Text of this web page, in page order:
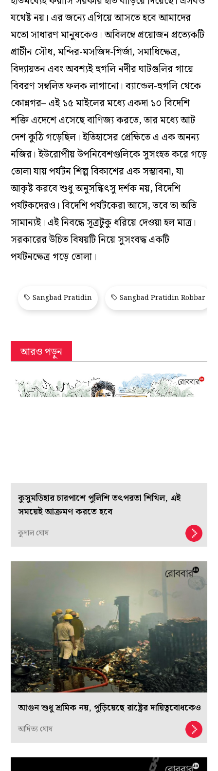
যথেষ্ট নয়। এর জন্যে এগিয়ে আসতে হবে আমাদের
মতো সাধারণ মানুষকেও। অবিলম্বে প্রয়োজন প্রত্যেকটি
প্রাচীন সৌধ, মন্দির-মসজিদ-গির্জা, সমাধিক্ষেত্র,
বিদ্যায়তন এবং অবশ্যই হুগলি নদীর ঘাটগুলির গায়ে
বিবরণ সম্বলিত ফলক লাগানো। ব্যান্ডেল-হুগলি থেকে
কোন্নগর– এই ১৫ মাইলের মধ্যে একদা ১০ বিদেশি
শক্তি এদেশে এসেছে বাণিজ্য করতে, তার মধ্যে আট
দেশ কুঠি গড়েছিল। ইতিহাসের প্রেক্ষিতে এ এক অনন্য
নজির। ইউরোপীয় উপনিবেশগুলিকে সুসংহত করে গড়ে
তোলা যায় পর্যটন শিল্প বিকাশের এক সম্ভাবনা, যা
আকৃষ্ট করবে শুধু অনুসন্ধিৎসু দর্শক নয়, বিদেশি
পর্যটকদেরও। বিদেশি পর্যটকেরা আসে, তবে তা অতি
সামান্যই। এই নিবন্ধে সূত্রটুকু ধরিয়ে দেওয়া হল মাত্র।
সরকারের উচিত বিষয়টি নিয়ে সুসংবদ্ধ একটি
পর্যটনক্ষেত্র গড়ে তোলা।
Sangbad Pratidin Sangbad Pratidin Robbar
আরও পড়ুন
কুসুমডিহার চারপাশে পুলিশি তৎপরতা শিথিল, এই
সময়েই আক্রমণ করতে হবে
কুণাল ঘোষ
আগুন শুধু শ্রমিক নয়, পুড়িয়েছে রাষ্ট্রের দায়িত্ববোধকেও
আদিত্য ঘোষ